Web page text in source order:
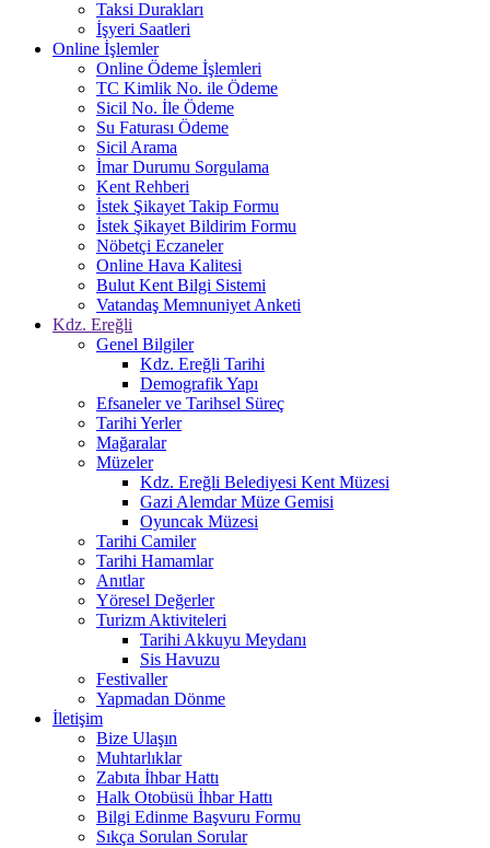
Taksi Durakları
İşyeri Saatleri
Online İşlemler
Online Ödeme İşlemleri
TC Kimlik No. ile Ödeme
Sicil No. İle Ödeme
Su Faturası Ödeme
Sicil Arama
İmar Durumu Sorgulama
Kent Rehberi
İstek Şikayet Takip Formu
İstek Şikayet Bildirim Formu
Nöbetçi Eczaneler
Online Hava Kalitesi
Bulut Kent Bilgi Sistemi
Vatandaş Memnuniyet Anketi
Kdz. Ereğli
Genel Bilgiler
Kdz. Ereğli Tarihi
Demografik Yapı
Efsaneler ve Tarihsel Süreç
Tarihi Yerler
Mağaralar
Müzeler
Kdz. Ereğli Belediyesi Kent Müzesi
Gazi Alemdar Müze Gemisi
Oyuncak Müzesi
Tarihi Camiler
Tarihi Hamamlar
Anıtlar
Yöresel Değerler
Turizm Aktiviteleri
Tarihi Akkuyu Meydanı
Sis Havuzu
Festivaller
Yapmadan Dönme
İletişim
Bize Ulaşın
Muhtarlıklar
Zabıta İhbar Hattı
Halk Otobüsü İhbar Hattı
Bilgi Edinme Başvuru Formu
Sıkça Sorulan Sorular